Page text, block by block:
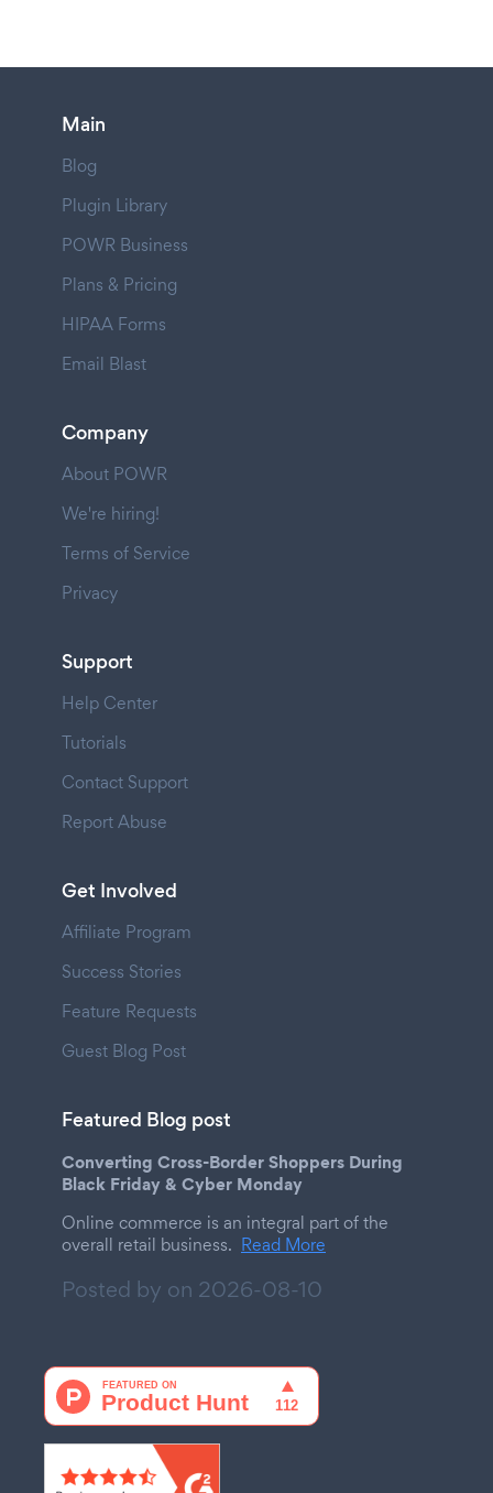
Main
Blog
Plugin Library
POWR Business
Plans & Pricing
HIPAA Forms
Email Blast
Company
About POWR
We're hiring!
Terms of Service
Privacy
Support
Help Center
Tutorials
Contact Support
Report Abuse
Get Involved
Affiliate Program
Success Stories
Feature Requests
Guest Blog Post
Featured Blog post
Converting Cross-Border Shoppers During
Black Friday & Cyber Monday
Online commerce is an integral part of the
overall retail business. Read More
Posted by on 2026-08-10